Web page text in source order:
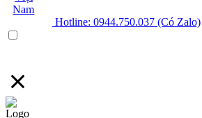
Hotline: 0944.750.037 (Có Zalo)